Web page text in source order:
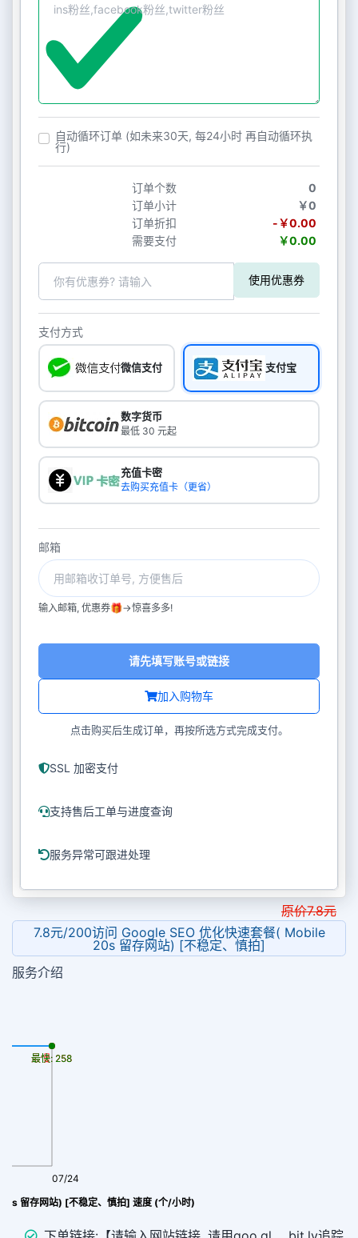
自动循环订单 (如未来30天, 每24小时 再自动循环执
行)
订单个数
0
订单小计
￥0
订单折扣
-￥0.00
需要支付
￥0.00
使用优惠券
支付方式
微信支付 支付宝
数字货币
最低 30 元起
充值卡密
去购买充值卡（更省）
邮箱
输入邮箱, 优惠券🎁->惊喜多多!
加入购物车
请先填写账号或链接
点击购买后生成订单，再按所选方式完成支付。
SSL 加密支付
支持售后工单与进度查询
服务异常可跟进处理
原价7.8元
7.8元/200访问 Google SEO 优化快速套餐( Mobile
20s 留存网站) [不稳定、慎拍]
服务介绍
Google SEO 优化快速套餐( Mobile 20s 留存网站) [不稳定、慎拍] 速度 (个/小时)
07/24
最慢: 258
最快: 258